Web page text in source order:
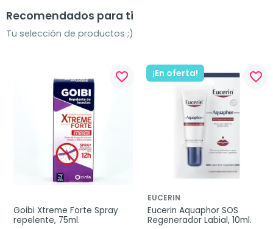
Recomendados para ti
Tu selección de productos ;)
favorite_border
Goibi Xtreme Forte Spray
repelente, 75ml.
¡En oferta! favorite_border
EUCERIN
Eucerin Aquaphor SOS
Regenerador Labial, 10ml.